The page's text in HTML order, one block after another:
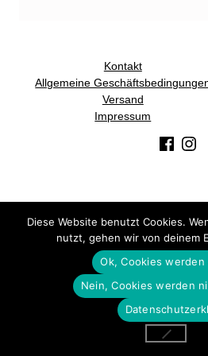
Kontakt
Allgemeine
Versand
Impressum
(Opens in a new window)
(Opens
DSGVO Cookie Consent mit Real
Diese Website benutzt Cookies.
nutzt, gehen wir von deinem
Ok, Cookies
Nein, Cookies werden